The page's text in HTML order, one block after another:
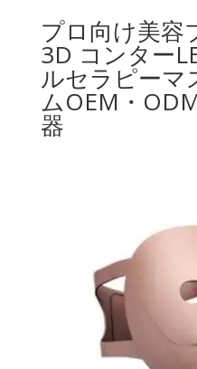
プロ向け美容
3D コンター
ルセラピー
ムOEM・
器